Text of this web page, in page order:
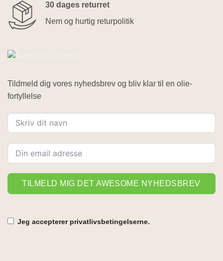
30 dages returret
Nem og hurtig returpolitik
Tildmeld dig vores nyhedsbrev og bliv klar til en olie-
fortyllelse
TILMELD MIG DET AWESOME NYHEDSBREV
Jeg accepterer privatlivsbetingelserne.